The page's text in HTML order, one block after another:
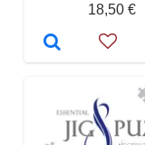
18,50 €